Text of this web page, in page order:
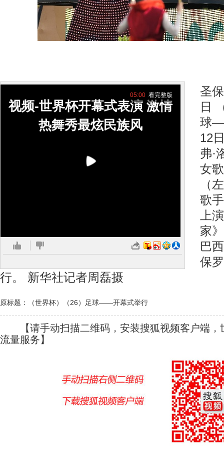
视频-世界杯开幕式表演 激情
热舞秀最炫民族风
05:00 看完整版
圣
日
球
12
弗·
女
（
歌
上
家
巴
保
行。 新华社记者周磊摄
原标题：（世界杯）（26）足球——开幕式举行
【请手动扫描二维码，安装搜狐视频客户端，
流量服务】